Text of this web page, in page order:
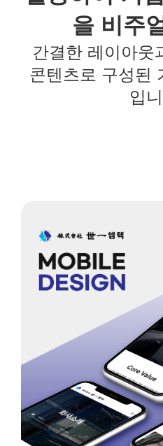
을 비주
간결한 레이아웃
콘텐츠로 구성된
입